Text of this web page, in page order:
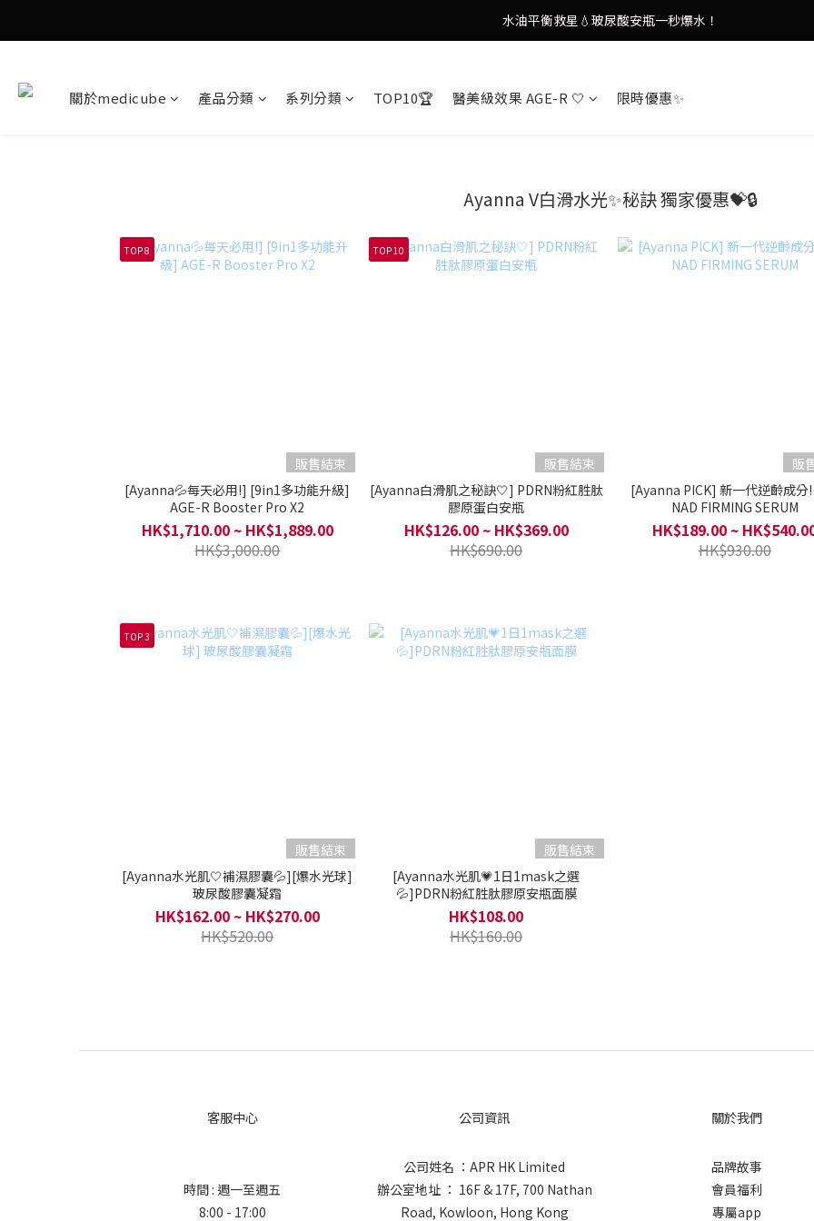
謝安琪愛用美容儀🌸護膚效果UP！
水油平衡救星💧玻尿酸安瓶一秒爆水！
關於medicube 產品分類 系列分類 TOP10🏆 醫美級效果 AGE-R 🤍 限時優惠✨
Ayanna V白滑水光✨秘訣 獨家優惠💝🔒
TOP 8
販售結束
[Ayanna💦每天必用!] [9in1多功能升級]
AGE-R Booster Pro X2
HK$1,710.00 ~ HK$1,889.00
HK$3,000.00
TOP 10
販售結束
[Ayanna白滑肌之秘訣🤍] PDRN粉紅胜肽
膠原蛋白安瓶
HK$126.00 ~ HK$369.00
HK$690.00
販
[Ayanna PICK] 新一代逆齡成分!
NAD FIRMING SERUM
HK$189.00 ~
HK$930.00
TOP 3
販售結束
[Ayanna水光肌🤍補濕膠囊💦][爆水光球]
玻尿酸膠囊凝霜
HK$162.00 ~ HK$270.00
HK$520.00
販售結束
[Ayanna水光肌💗1日1mask之選
💦]PDRN粉紅胜肽膠原安瓶面膜
HK$108.00
HK$160.00
客服中心
時間 : 週一至週五
8:00 - 17:00
公司資訊
公司姓名 ：APR HK Limited
辦公室地址 ： 16F & 17F, 700 Nathan
Road, Kowloon, Hong Kong
關於我們
品牌故事
會員福利
專屬app